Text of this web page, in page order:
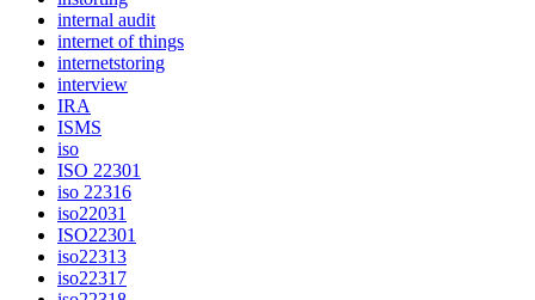
internal audit
internet of things
internetstoring
interview
IRA
ISMS
iso
ISO 22301
iso 22316
iso22031
ISO22301
iso22313
iso22317